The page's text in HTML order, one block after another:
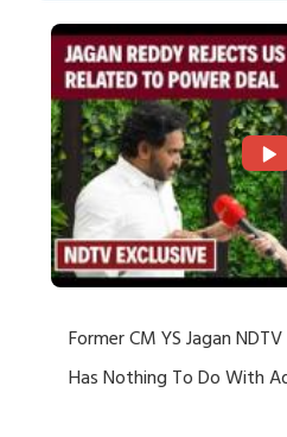
Former CM YS Jagan
Has Nothing To Do With